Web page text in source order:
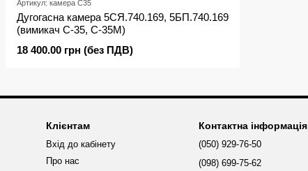
Артикул: камера С35
Дугогасна камера 5СЯ.740.169, 5БП.740.169
(вимикач С-35, С-35М)
18 400.00 грн (без ПДВ)
Клієнтам
Вхід до кабінету
Про нас
Контактна інформація
(050) 929-76-50
(098) 699-75-62